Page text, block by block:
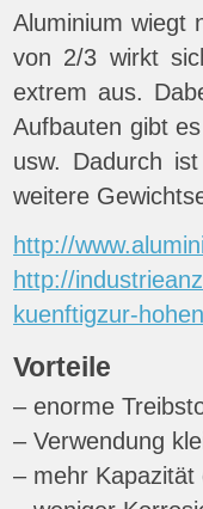
Aluminium wiegt
von 2/3 wirkt
extrem aus.
Aufbauten gibt
usw. Dadurch
weitere
http://
http://
kuenftigzur-
Vorteile
– enorme
– Verwendung
– mehr Kapazität